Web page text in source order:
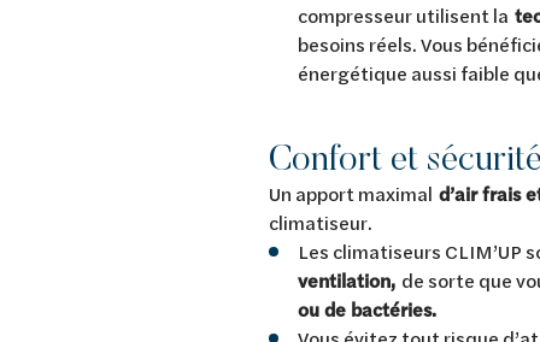
compresseur utilisent la
besoins réels. Vous
énergétique aussi faible
Confort et
Un apport maximal d’air frais
climatiseur.
Les climatiseurs CLIM’UP
ventilation, de sorte que
ou de bactéries.